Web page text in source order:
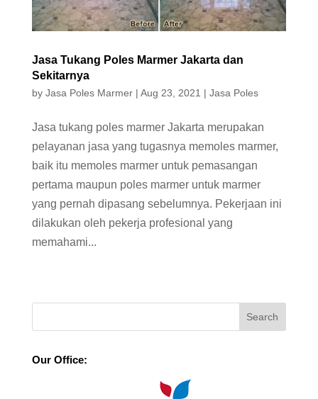
Jasa Tukang Poles Marmer Jakarta dan
Sekitarnya
by Jasa Poles Marmer| Aug 23, 2021 | Jasa Poles
Jasa tukang poles marmer Jakarta merupakan
pelayanan jasa yang tugasnya memoles marmer,
baik itu memoles marmer untuk pemasangan
pertama maupun poles marmer untuk marmer
yang pernah dipasang sebelumnya. Pekerjaan ini
dilakukan oleh pekerja profesional yang
memahami...
Our Office: